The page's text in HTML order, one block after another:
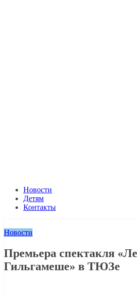
Новости
Детям
Контакты
Новости
Премьера спектакля
Гильгамеше» в ТЮЗе